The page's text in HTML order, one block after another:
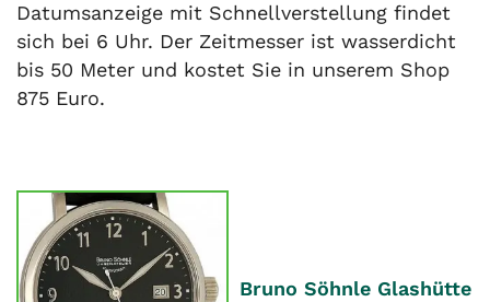
Datumsanzeige mit Schnellverstellung findet
sich bei 6 Uhr. Der Zeitmesser ist wasserdicht
bis 50 Meter und kostet Sie in unserem Shop
875 Euro.
Bruno Söhnle Glashütte